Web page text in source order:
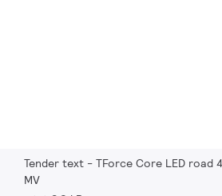
Tender text - TForce Core LED road
MV